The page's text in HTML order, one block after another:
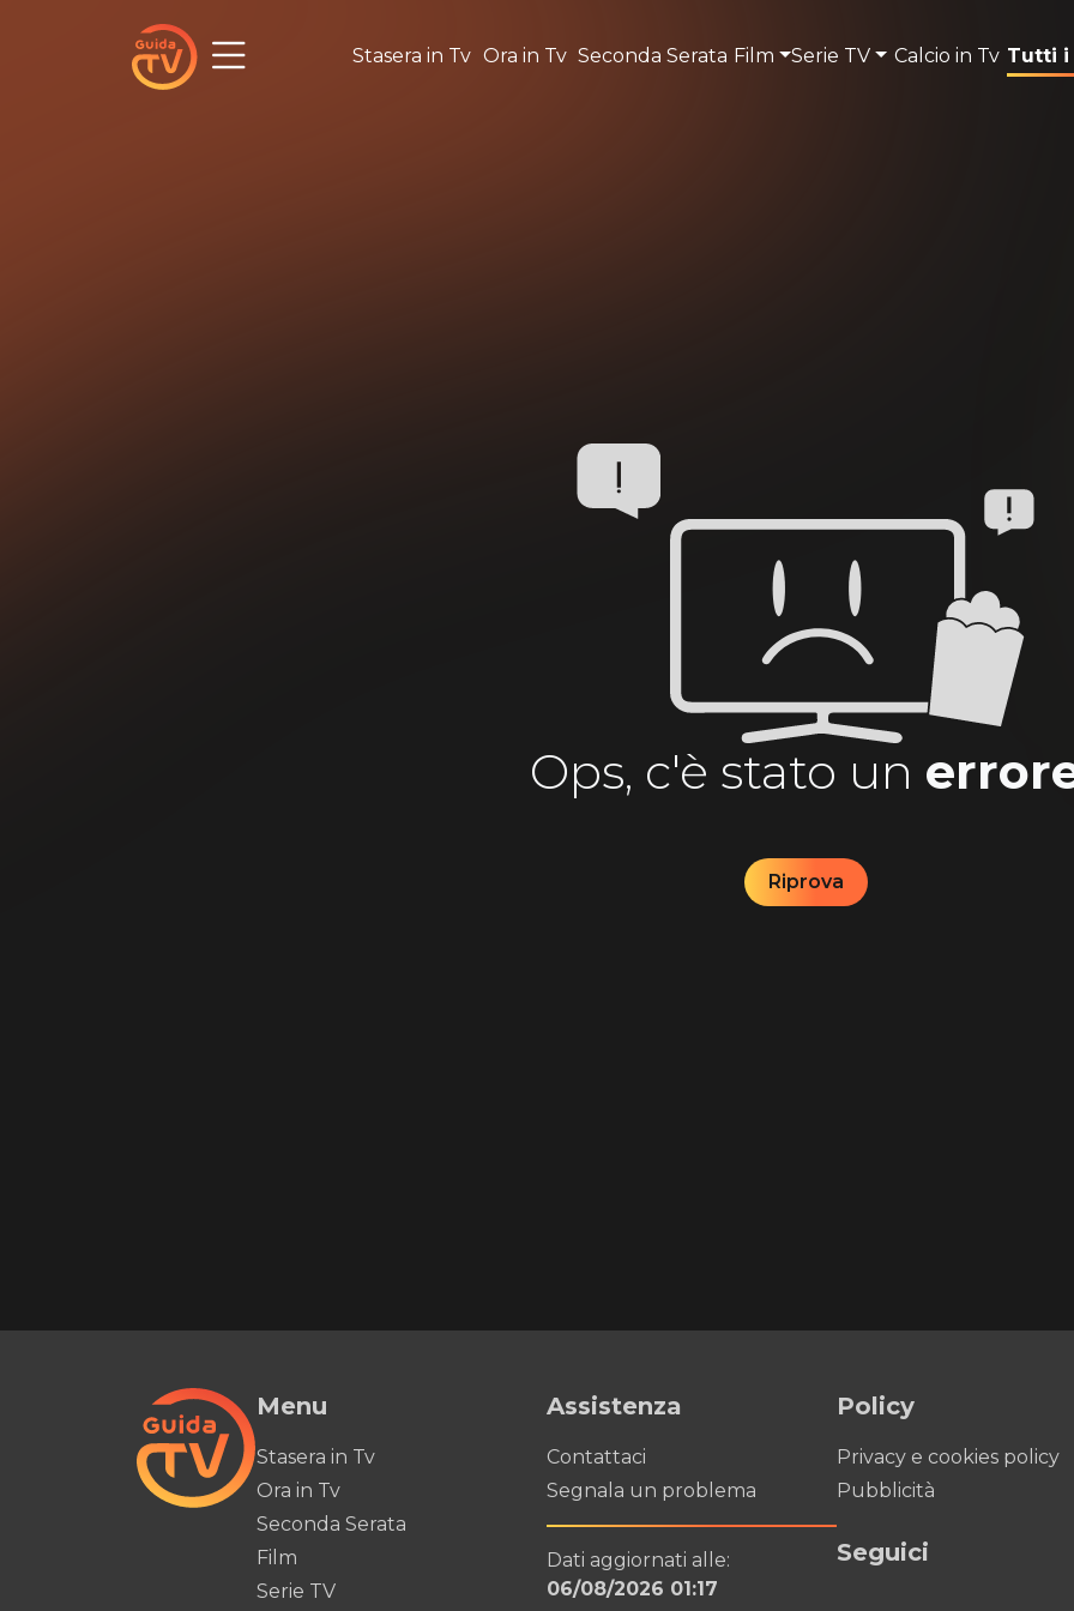
Stasera in Tv Ora in Tv Seconda Serata Film Serie TV Calcio in Tv Tutti i
Ops, c'è stato un
Riprova
Menu
Stasera in Tv
Ora in Tv
Seconda Serata
Film
Serie TV
Assistenza
Contattaci
Segnala un problema
Dati aggiornati alle:
06/08/2026 01:17
Policy
Privacy e cookies policy
Pubblicità
Seguici